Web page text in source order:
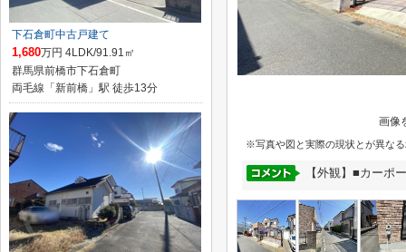
画像
※写真や図と実際の現状とが異な
【外観】■カーポ
下石倉町中古戸建て
1,680万円 4LDK/91.91㎡
群馬県前橋市下石倉町
両毛線「新前橋」駅 徒歩13分